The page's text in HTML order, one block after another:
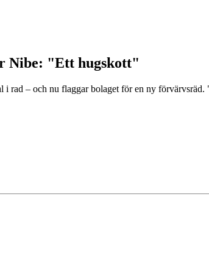
Nibe: "Ett hugskott"
i rad – och nu flaggar bolaget för en ny